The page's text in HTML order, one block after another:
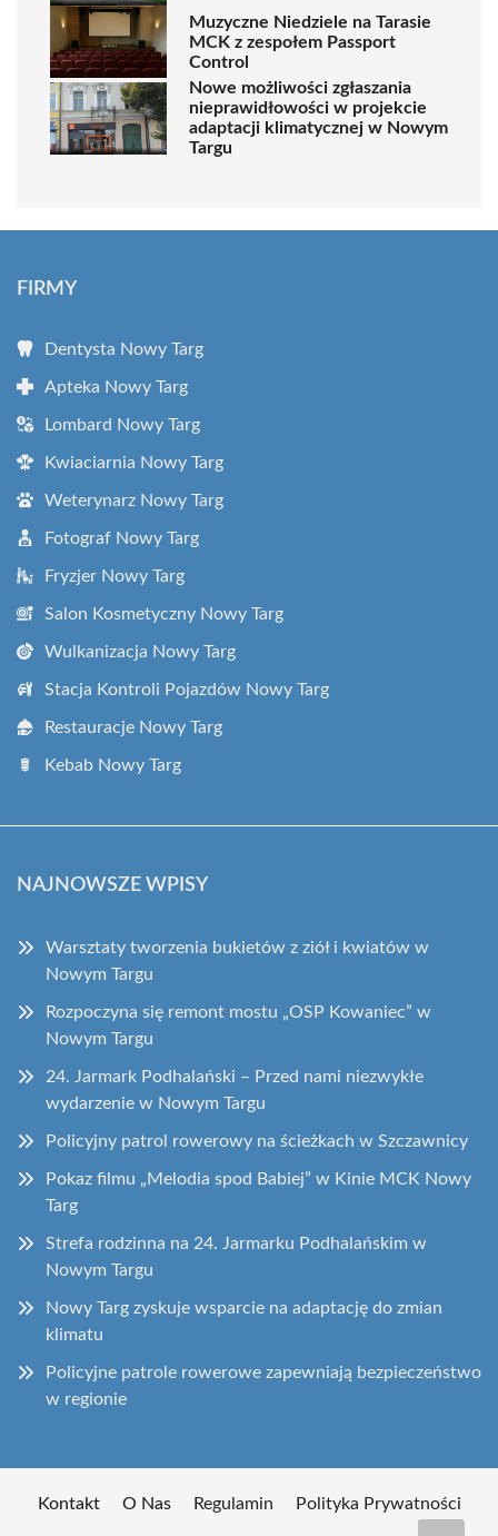
Muzyczne Niedziele na Tarasie
MCK z zespołem Passport
Control
Nowe możliwości zgłaszania
nieprawidłowości w projekcie
adaptacji klimatycznej w Nowym
Targu
FIRMY
Dentysta Nowy Targ
Apteka Nowy Targ
Lombard Nowy Targ
Kwiaciarnia Nowy Targ
Weterynarz Nowy Targ
Fotograf Nowy Targ
Fryzjer Nowy Targ
Salon Kosmetyczny Nowy Targ
Wulkanizacja Nowy Targ
Stacja Kontroli Pojazdów Nowy Targ
Restauracje Nowy Targ
Kebab Nowy Targ
NAJNOWSZE WPISY
Warsztaty tworzenia bukietów z ziół i kwiatów w
Nowym Targu
Rozpoczyna się remont mostu „OSP Kowaniec” w
Nowym Targu
24. Jarmark Podhalański – Przed nami niezwykłe
wydarzenie w Nowym Targu
Policyjny patrol rowerowy na ścieżkach w Szczawnicy
Pokaz filmu „Melodia spod Babiej” w Kinie MCK Nowy
Targ
Strefa rodzinna na 24. Jarmarku Podhalańskim w
Nowym Targu
Nowy Targ zyskuje wsparcie na adaptację do zmian
klimatu
Policyjne patrole rowerowe zapewniają bezpieczeństwo
w regionie
Kontakt O Nas Regulamin Polityka Prywatności